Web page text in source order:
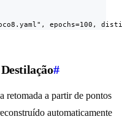
epochs=100,
#
retomada a partir de pontos
automaticamente